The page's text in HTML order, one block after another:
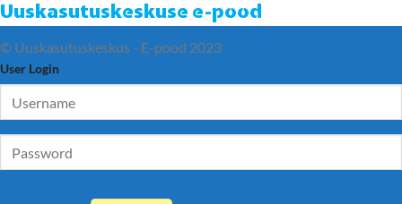
Uuskasutuskeskuse e-pood
© Uuskasutuskeskus - E-pood 2023
User Login